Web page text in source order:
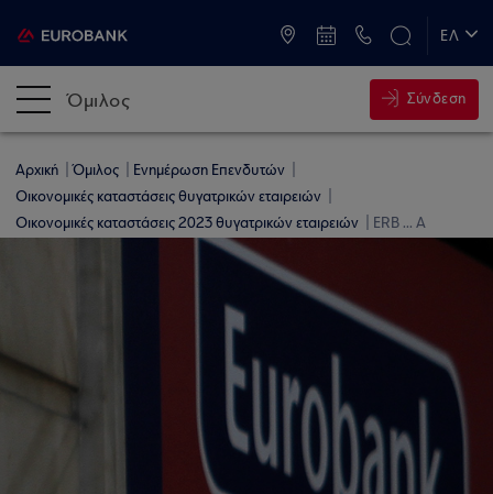
ΕΛ
Όμιλος Σύνδεση
Αρχική Όμιλος
Ενημέρωση Επενδυτών
Οικονομικές καταστάσεις θυγατρικών εταιρειών
Οικονομικές καταστάσεις 2023 θυγατρικών εταιρειών
ERB ... A